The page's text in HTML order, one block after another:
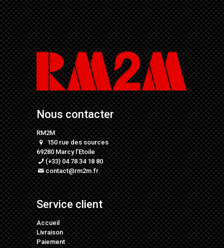
Nous contacter
RM2M
150 rue des sources
69280 Marcy l’Etoile
(+33) 04 78 34 18 80
contact@rm2m.fr
Service client
Accueil
Livraison
Paiement